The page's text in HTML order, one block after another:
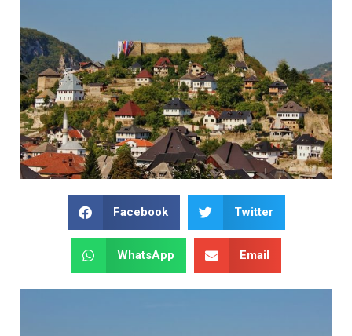
Facebook Twitter
WhatsApp Email